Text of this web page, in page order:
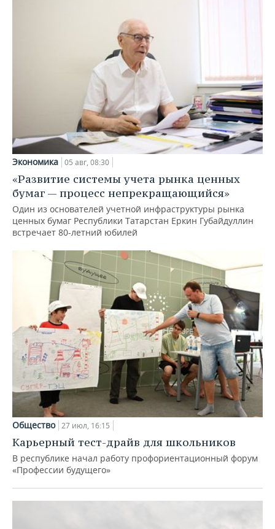
Экономика 05 авг, 08:30
«Развитие системы учета рынка ценных
бумаг — процесс непрекращающийся»
Один из основателей учетной инфраструктуры рынка
ценных бумаг Республики Татарстан Еркин Губайдуллин
встречает 80-летний юбилей
Общество 27 июл, 16:15
Карьерный тест-драйв для школьников
В республике начал работу профориентационный форум
«Профессии будущего»